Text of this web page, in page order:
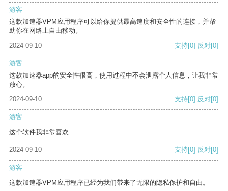
游客
这款加速器VPM应用程序可以给你提供最高速度和安全性的连接，并帮
助你在网络上自由移动。
2024-09-10
支持[0] 反对[0]
游客
这款加速器app的安全性很高，使用过程中不会泄露个人信息，让我非常
放心。
2024-09-10
支持[0] 反对[0]
游客
这个软件我非常喜欢
2024-09-10 支持[0] 反对[0]
游客
这款加速器VPM应用程序已经为我们带来了无限的隐私保护和自由。